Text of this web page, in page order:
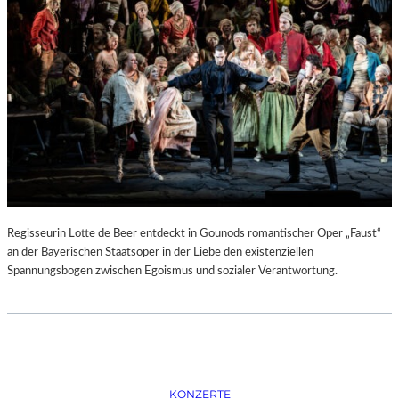
–
K
Ü
N
S
T
L
E
R
,
T
M
Regisseurin Lotte de Beer entdeckt in Gounods romantischer Oper „Faust“
an der Bayerischen Staatsoper in der Liebe den existenziellen
Spannungsbogen zwischen Egoismus und sozialer Verantwortung.
KONZERTE